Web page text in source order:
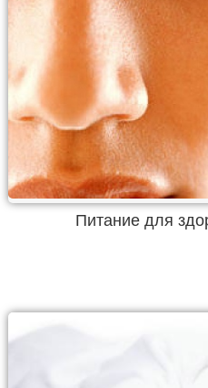
Питание для